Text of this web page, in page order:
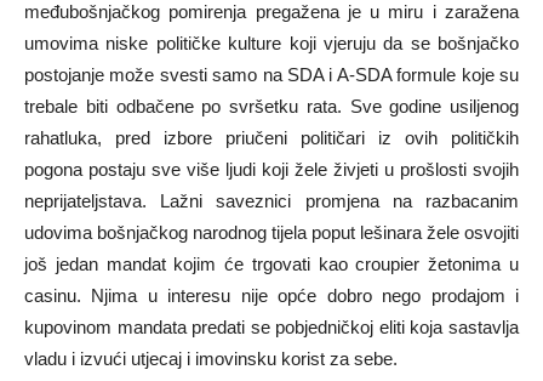
međubošnjačkog pomirenja pregažena je u miru i zaražena
umovima niske političke kulture koji vjeruju da se bošnjačko
postojanje može svesti samo na SDA i A-SDA formule koje su
trebale biti odbačene po svršetku rata. Sve godine usiljenog
rahatluka, pred izbore priučeni političari iz ovih političkih
pogona postaju sve više ljudi koji žele živjeti u prošlosti svojih
neprijateljstava. Lažni saveznici promjena na razbacanim
udovima bošnjačkog narodnog tijela poput lešinara žele osvojiti
još jedan mandat kojim će trgovati kao croupier žetonima u
casinu. Njima u interesu nije opće dobro nego prodajom i
kupovinom mandata predati se pobjedničkoj eliti koja sastavlja
vladu i izvući utjecaj i imovinsku korist za sebe.